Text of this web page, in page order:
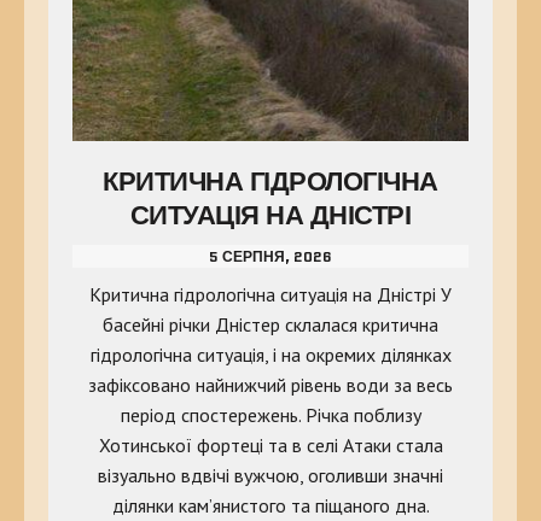
КРИТИЧНА ГІДРОЛОГІЧНА
СИТУАЦІЯ НА ДНІСТРІ
5 СЕРПНЯ, 2026
Критична гідрологічна ситуація на Дністрі У
басейні річки Дністер склалася критична
гідрологічна ситуація, і на окремих ділянках
зафіксовано найнижчий рівень води за весь
період спостережень. Річка поблизу
Хотинської фортеці та в селі Атаки стала
візуально вдвічі вужчою, оголивши значні
ділянки кам’янистого та піщаного дна.